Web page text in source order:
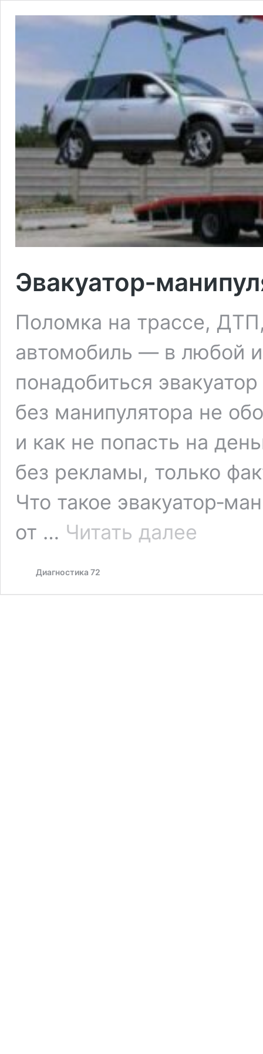
Поломка на трассе,
автомобиль — в любой
понадобиться
без манипулятора не
и как не попасть на
без рекламы, только
Что такое
от … Читать далее
Диагностика 72